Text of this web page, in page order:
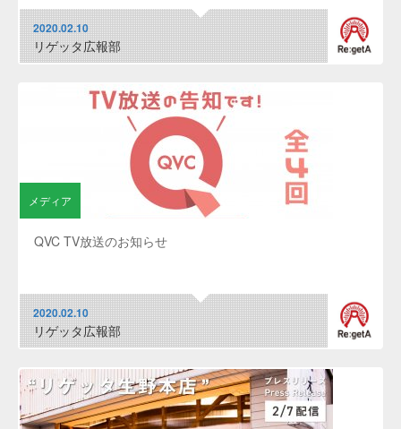
2020.02.10
リゲッタ広報部
メディア
QVC TV放送のお知らせ
2020.02.10
リゲッタ広報部